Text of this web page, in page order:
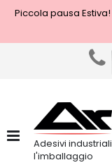
Piccola pausa
contenuto
Adesivi
l'imballaggio